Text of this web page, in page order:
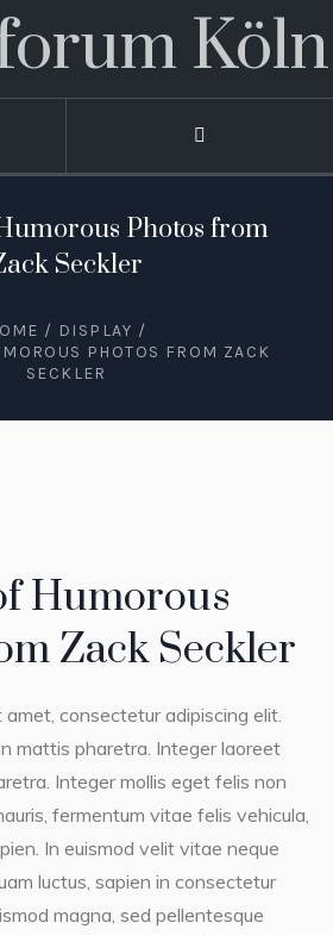
Köln
Photos from
Seckler
/ DISPLAY /
PHOTOS FROM ZACK
SECKLER
Humorous
Zack Seckler
amet, consectetur adipiscing elit.
mattis pharetra. Integer laoreet
Integer mollis eget felis non
fermentum vitae felis vehicula,
In euismod velit vitae neque
luctus, sapien in consectetur
magna, sed pellentesque